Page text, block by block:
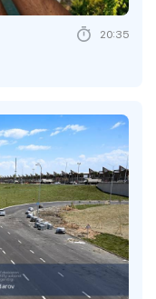
20:35